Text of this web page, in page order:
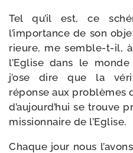
Tel qu’il est, ce
l’importance de son
rieure, me semble-​t-​il,
l’Eglise dans le monde
j’ose dire que la
réponse aux pro­blèmes
d’aujourd’hui se trouve
mis­sion­naire de l’Eglise.
Chaque jour nous